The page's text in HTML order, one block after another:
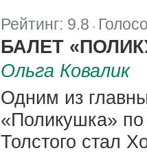
Рейтинг: 9.8
БАЛЕТ
Ольга Ковалик
Одним из
«Поликушка»
Толстого стал